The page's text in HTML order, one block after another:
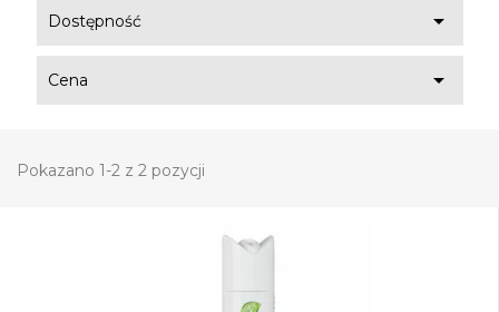
Dostępność 
Cena 
Pokazano 1-2 z 2 pozycji